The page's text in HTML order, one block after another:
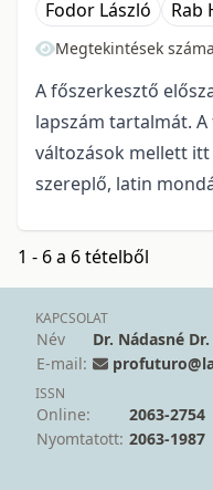
Fodor László Rab
Megtekintések
A főszerkesztő
lapszám tartalmát.
változások mellett
szereplő, latin
1 - 6 a 6 tételből
KAPCSOLAT
Név
Dr. Nádasné
E-mail:
ISSN
Online:
2063-2754
Nyomtatott: 2063-1987